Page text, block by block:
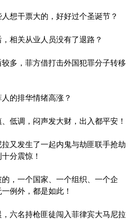
想干票大的，好好过个圣诞节？
相关从业人员没有了退路？
多，菲方借打击外国犯罪分子转移
的排华情绪高涨？
低调，闷声发大财，出入都平安！
又发生了一起内鬼与劫匪联手抢劫
分震惊！
，一个国家、一个组织、一个企
例外，都是如此！
六名持枪匪徒闯入菲律宾大马尼拉